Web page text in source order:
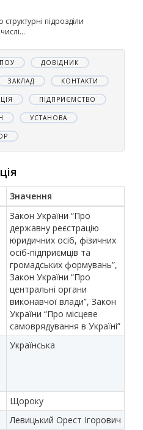
структурні підрозділи
ДОВІДНИК
ЗАКЛАД КОНТАКТИ
ПІДПРИЄМСТВО
УСТАНОВА
Значення
Закон України “Про
державну реєстрацію
юридичних осіб, фізичних
осіб-підприємців та
громадських формувань”,
Закон України “Про
центральні органи
виконавчої влади”, Закон
України “Про місцеве
самоврядування в Україні”
Українська
Щороку
Левицький Орест Ігорович